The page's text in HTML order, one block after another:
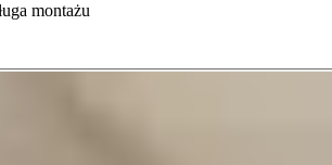
montażu